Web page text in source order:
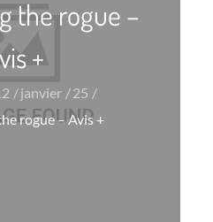
the rogue –
+
janvier
25
rogue – Avis +